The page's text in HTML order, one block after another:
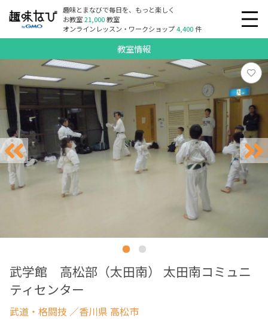
趣味とまなびで毎日を、もっと楽しく
お教室21,000教室
オンラインレッスン・ワークショップ4,400件
教室情報
武学館 高松部（太田南） 太田南コミュニ
ティセンター
武道・格闘技 ／香川県 高松市